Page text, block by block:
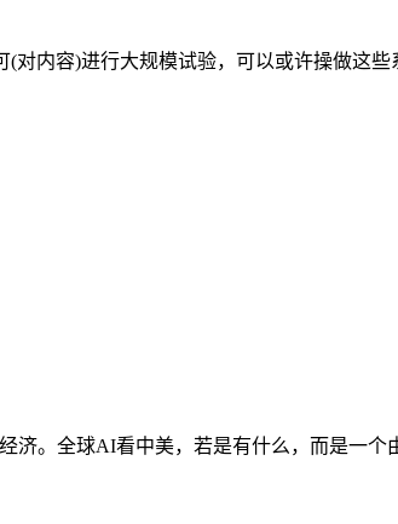
内容)进行大规模试验，可以或许操做这些
。全球AI看中美，若是有什么，而是一个